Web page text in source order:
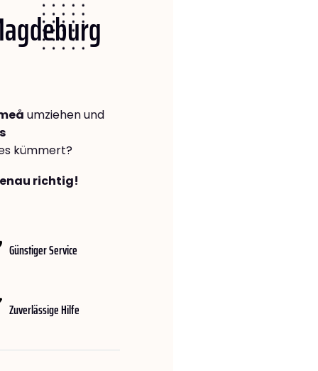
umziehen und
kümmert?
richtig!
Günstiger Service
Zuverlässige Hilfe